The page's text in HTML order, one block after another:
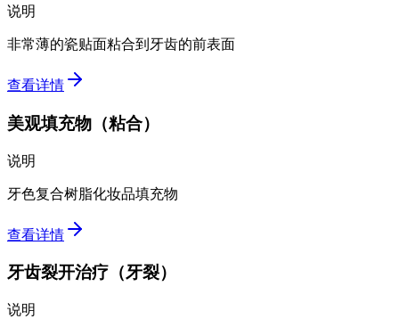
说明
非常薄的瓷贴面粘合到牙齿的前表面
查看详情
美观填充物（粘合）
说明
牙色复合树脂化妆品填充物
查看详情
牙齿裂开治疗（牙裂）
说明